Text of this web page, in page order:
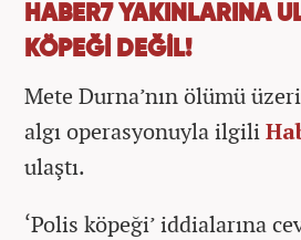
HABER7 YAKINLARINA
KÖPEĞİ DEĞİL!
Mete Durna’nın ölümü
algı operasyonuyla ilgili
ulaştı.
‘Polis köpeği’ iddialarına